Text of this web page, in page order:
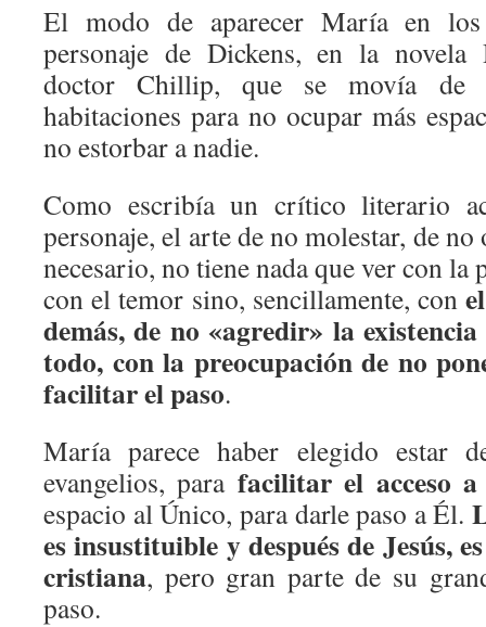
El modo de aparecer María en los
personaje de Dickens, en la
doctor Chillip, que se movía de
habitaciones para no ocupar más
no estorbar a nadie.
Como escribía un crítico literario
personaje, el arte de no molestar, de
necesario, no tiene nada que ver con la
con el temor sino, sencillamente, con
demás, de no «agredir» la
todo, con la preocupación de no
facilitar el paso.
María parece haber elegido estar
evangelios, para facilitar el acceso a
espacio al Único, para darle paso a Él.
es insustituible y después de Jesús,
cristiana, pero gran parte de su
paso.